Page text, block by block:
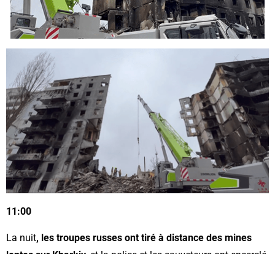
11:00
La nuit, les troupes russes ont tiré à distance des mines